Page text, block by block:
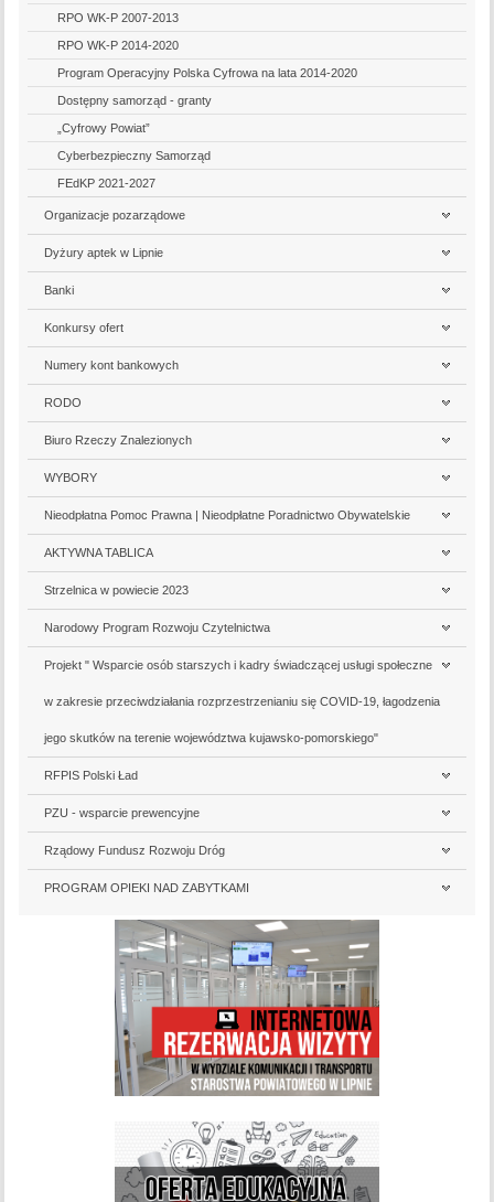
RPO WK-P 2007-2013
RPO WK-P 2014-2020
Program Operacyjny Polska Cyfrowa na lata 2014-2020
Dostępny samorząd - granty
„Cyfrowy Powiat”
Cyberbezpieczny Samorząd
FEdKP 2021-2027
Organizacje pozarządowe
Dyżury aptek w Lipnie
Banki
Konkursy ofert
Numery kont bankowych
RODO
Biuro Rzeczy Znalezionych
WYBORY
Nieodpłatna Pomoc Prawna | Nieodpłatne Poradnictwo Obywatelskie
AKTYWNA TABLICA
Strzelnica w powiecie 2023
Narodowy Program Rozwoju Czytelnictwa
Projekt " Wsparcie osób starszych i kadry świadczącej usługi społeczne
w zakresie przeciwdziałania rozprzestrzenianiu się COVID-19, łagodzenia
jego skutków na terenie województwa kujawsko-pomorskiego"
RFPIS Polski Ład
PZU - wsparcie prewencyjne
Rządowy Fundusz Rozwoju Dróg
PROGRAM OPIEKI NAD ZABYTKAMI